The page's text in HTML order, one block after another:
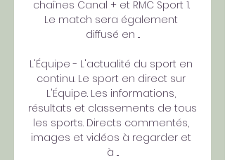
chaînes Canal + et RMC Sport 1.
Le match sera également
diffusé en ...
L'Équipe - L'actualité du sport en
continu. Le sport en direct sur
L'Équipe. Les informations,
résultats et classements de tous
les sports. Directs commentés,
images et vidéos à regarder et
à ...